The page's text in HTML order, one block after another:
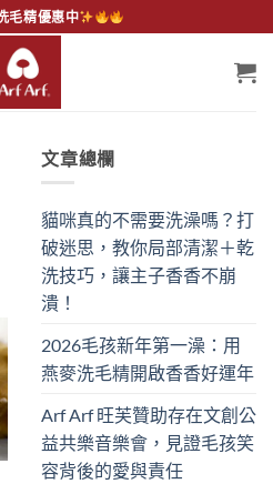
毛精優惠中
文章總欄
貓咪真的不需要洗澡嗎？打
破迷思，教你局部清潔＋乾
洗技巧，讓主子香香不崩
潰！
2026毛孩新年第一澡：用
燕麥洗毛精開啟香香好運年
Arf Arf 旺芙贊助存在文創公
益共樂音樂會，見證毛孩笑
容背後的愛與責任